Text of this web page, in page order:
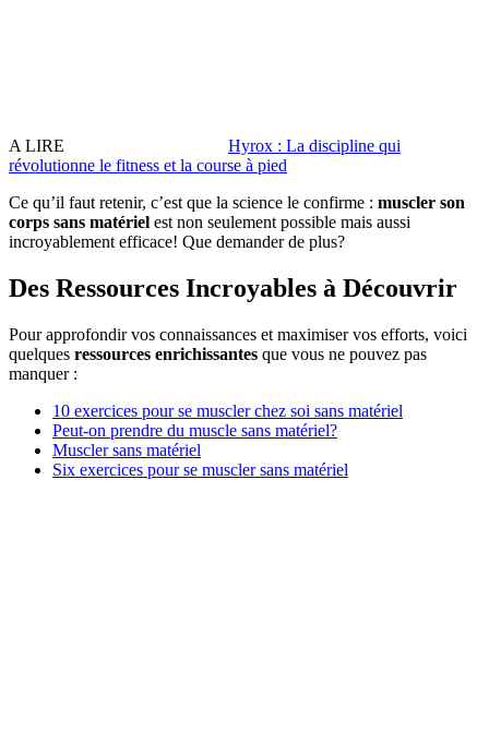
A LIRE
Hyrox : La discipline qui
révolutionne le fitness et la course à pied
Ce qu’il faut retenir, c’est que la science le confirme : muscler son
corps sans matériel est non seulement possible mais aussi
incroyablement efficace! Que demander de plus?
Des Ressources Incroyables à Découvrir
Pour approfondir vos connaissances et maximiser vos efforts, voici
quelques ressources enrichissantes que vous ne pouvez pas
manquer :
10 exercices pour se muscler chez soi sans matériel
Peut-on prendre du muscle sans matériel?
Muscler sans matériel
Six exercices pour se muscler sans matériel